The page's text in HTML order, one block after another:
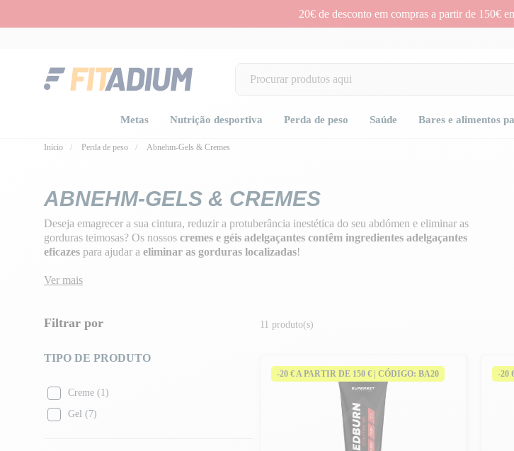
20€ de desconto em compras a partir de 150€
Metas Nutrição desportiva Perda de peso Saúde Bares e alimentos
Início Perda de peso Abnehm-Gels & Cremes
ABNEHM-GELS & CREMES
Deseja emagrecer a sua cintura, reduzir a protuberância inestética do seu abdómen e eliminar as
gorduras teimosas? Os nossos cremes e géis adelgaçantes contêm ingredientes adelgaçantes
eficazes para ajudar a eliminar as gorduras localizadas!
Ver mais
Filtrar por
TIPO DE PRODUTO
Creme (1)
Gel (7)
11 produto(s)
-20 € A PARTIR DE 150 € | CÓDIGO: BA20 -20